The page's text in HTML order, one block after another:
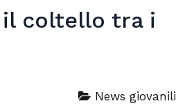
il coltello tra i
News giovanili